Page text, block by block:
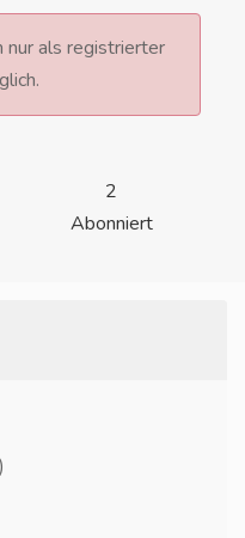
nur als registrierter
2
Abonniert